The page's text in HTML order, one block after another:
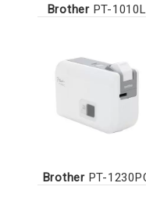
BrotherPT-1010L
BrotherPT-